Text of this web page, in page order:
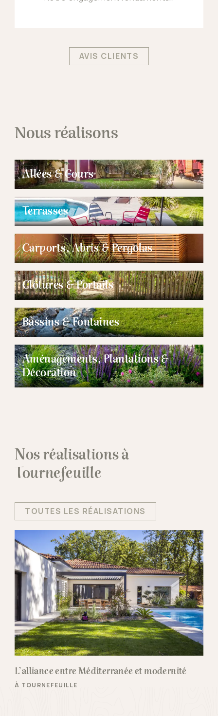
AVIS CLIENTS
Nous réalisons
Allées & Cours
Terrasses
Carports, Abris & Pergolas
Clôtures & Portails
Bassins & Fontaines
Aménagements, Plantations &
Décoration
Nos réalisations à
Tournefeuille
TOUTES LES RÉALISATIONS
L’alliance entre Méditerranée et modernité
À TOURNEFEUILLE